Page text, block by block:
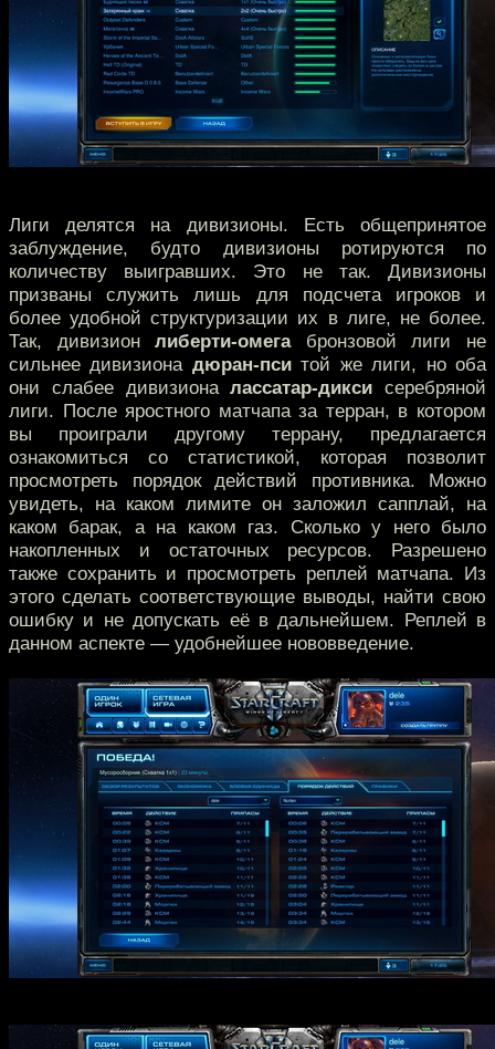
Лиги делятся на дивизионы. Есть общепринятое
заблуждение, будто дивизионы ротируются по
количеству выигравших. Это не так. Дивизионы
призваны служить лишь для подсчета игроков и
более удобной структуризации их в лиге, не более.
Так, дивизионлиберти-омегабронзовой лиги не
сильнее дивизиона дюран-пситой же лиги, но оба
они слабее дивизионалассатар-дикси серебряной
лиги. После яростного матчапа за терран, в котором
вы проиграли другому террану, предлагается
ознакомиться со статистикой, которая позволит
просмотреть порядок действий противника. Можно
увидеть, на каком лимите он заложил сапплай, на
каком барак, а на каком газ. Сколько у него было
накопленных и остаточных ресурсов. Разрешено
также сохранить и просмотреть реплей матчапа. Из
этого сделать соответствующие выводы, найти свою
ошибку и не допускать её в дальнейшем. Реплей в
данном аспекте — удобнейшее нововведение.